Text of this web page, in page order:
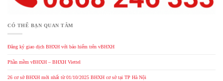
CÓ THỂ BẠN QUAN TÂM
Đăng ký giao dịch BHXH với bảo hiểm trên vBHXH
Phần mềm vBHXH – BHXH Viettel
26 cơ sở BHXH mới nhất từ 01/10/2025 BHXH cơ sở tại TP Hà Nội